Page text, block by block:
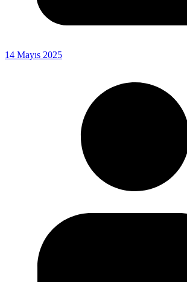
14 Mayıs 2025